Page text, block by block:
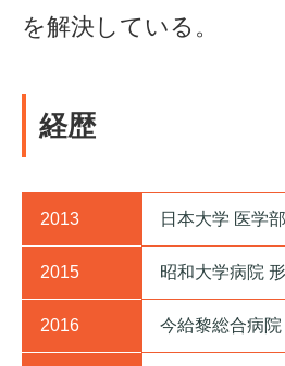
を解決している。
経歴
2013 日本大学 医学
2015 昭和大学病院
2016 今給黎総合病